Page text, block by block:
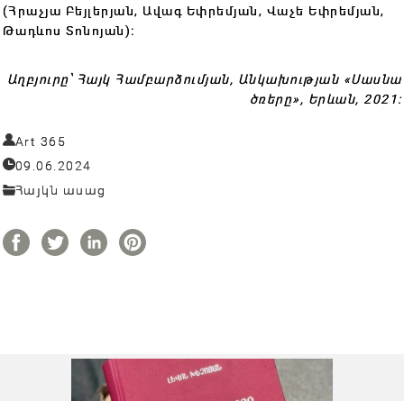
(Հրաչյա Բեյլերյան, Ավագ Եփրեմյան, Վաչե Եփրեմյան,
Թադևոս Տոնոյան)։
Աղբյուրը՝ Հայկ Համբարձումյան, Անկախության «Սասնա
ծռերը», Երևան, 2021:
Art 365
09.06.2024
Հայկն ասաց